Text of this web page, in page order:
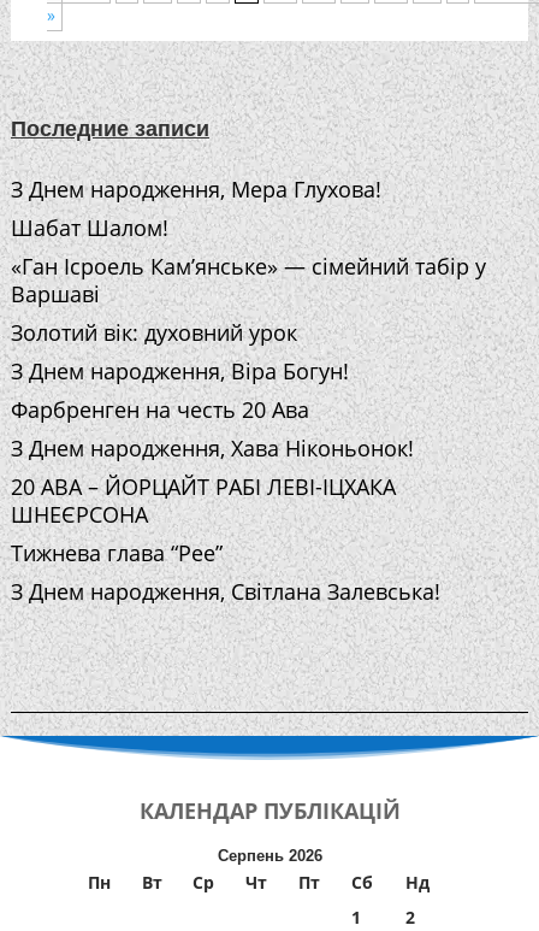
»
Последние записи
З Днем народження, Мера Глухова!
Шабат Шалом!
«Ган Ісроель Кам’янське» — сімейний табір у
Варшаві
Золотий вік: духовний урок
З Днем народження, Віра Богун!
Фарбренген на честь 20 Ава
З Днем народження, Хава Ніконьонок!
20 АВА – ЙОРЦАЙТ РАБІ ЛЕВІ-ІЦХАКА
ШНЕЄРСОНА
Тижнева глава “Рее”
З Днем народження, Світлана Залевська!
КАЛЕНДАР ПУБЛІКАЦІЙ
Серпень 2026
Пн Вт Ср Чт Пт Сб
Нд
1
2